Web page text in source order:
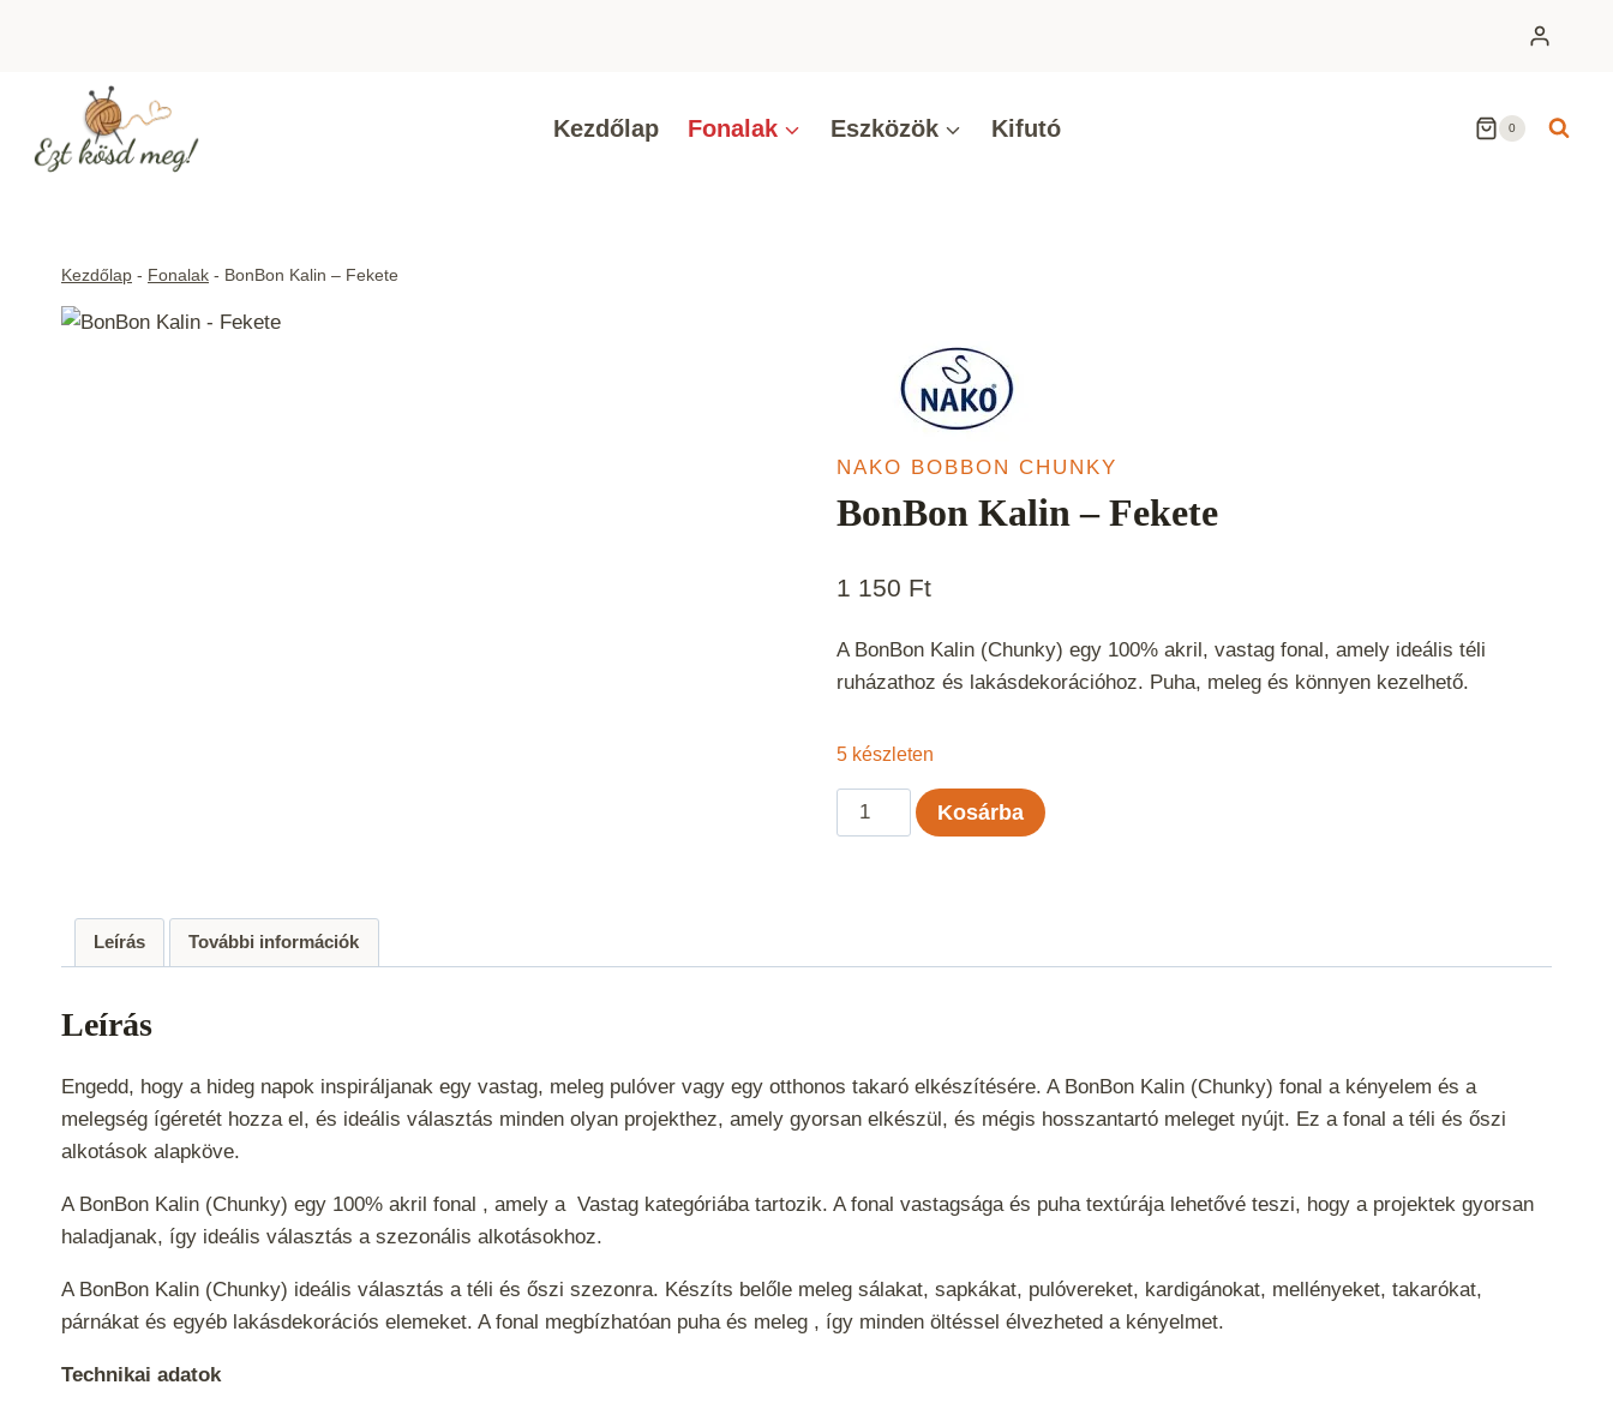
Kezdőlap Fonalak Eszközök Kifutó 0
Kezdőlap - Fonalak - BonBon Kalin – Fekete
NAKO BOBBON CHUNKY
BonBon Kalin – Fekete
1 150 Ft
A BonBon Kalin (Chunky) egy 100% akril, vastag fonal, amely ideális téli
ruházathoz és lakásdekorációhoz. Puha, meleg és könnyen kezelhető.
5 készleten
BonBon
Kalin
Kosárba
Leírás További információk
Leírás
Engedd, hogy a hideg napok inspiráljanak egy vastag, meleg pulóver vagy egy otthonos takaró elkészítésére. A BonBon Kalin (Chunky) fonal a kényelem és a
melegség ígéretét hozza el, és ideális választás minden olyan projekthez, amely gyorsan elkészül, és mégis hosszantartó meleget nyújt. Ez a fonal a téli és őszi
alkotások alapköve.
A BonBon Kalin (Chunky) egy 100% akril fonal , amely a Vastag kategóriába tartozik. A fonal vastagsága és puha textúrája lehetővé teszi, hogy a projektek gyorsan
haladjanak, így ideális választás a szezonális alkotásokhoz.
A BonBon Kalin (Chunky) ideális választás a téli és őszi szezonra. Készíts belőle meleg sálakat, sapkákat, pulóvereket, kardigánokat, mellényeket, takarókat,
párnákat és egyéb lakásdekorációs elemeket. A fonal megbízhatóan puha és meleg , így minden öltéssel élvezheted a kényelmet.
Technikai adatok